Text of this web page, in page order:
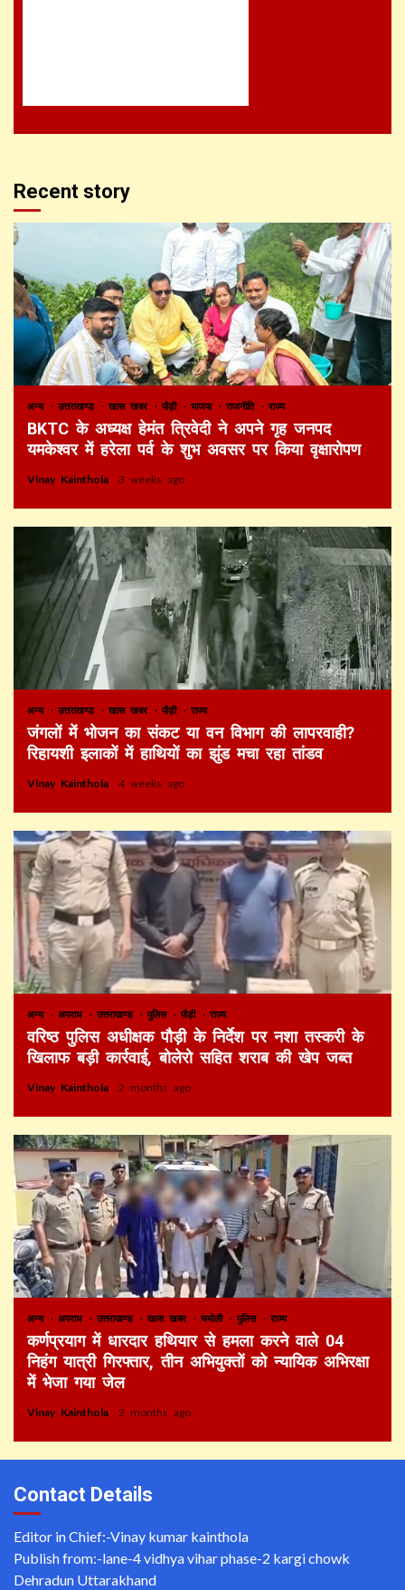
Recent story
अन्य उत्तराखण्ड खास खबर पौड़ी भाजपा राजनीति राज्य
BKTC के अध्यक्ष हेमंत त्रिवेदी ने अपने गृह जनपद
यमकेश्वर में हरेला पर्व के शुभ अवसर पर किया वृक्षारोपण
Vinay Kainthola 3 weeks ago
अन्य उत्तराखण्ड खास खबर पौड़ी राज्य
जंगलों में भोजन का संकट या वन विभाग की लापरवाही?
रिहायशी इलाकों में हाथियों का झुंड मचा रहा तांडव
Vinay Kainthola 4 weeks ago
अन्य अपराध उत्तराखण्ड पुलिस पौड़ी राज्य
वरिष्ठ पुलिस अधीक्षक पौड़ी के निर्देश पर नशा तस्करी के
खिलाफ बड़ी कार्रवाई, बोलेरो सहित शराब की खेप जब्त
Vinay Kainthola 2 months ago
अन्य अपराध उत्तराखण्ड खास खबर चमोली पुलिस राज्य
कर्णप्रयाग में धारदार हथियार से हमला करने वाले 04
निहंग यात्री गिरफ्तार, तीन अभियुक्तों को न्यायिक अभिरक्षा
में भेजा गया जेल
Vinay Kainthola 2 months ago
Contact Details
Editor in Chief:-Vinay kumar kainthola
Publish from:-lane-4 vidhya vihar phase-2 kargi chowk
Dehradun Uttarakhand